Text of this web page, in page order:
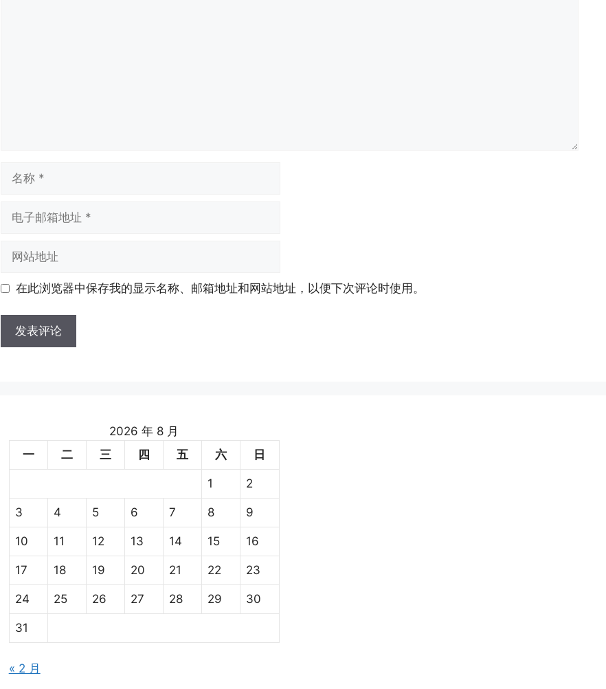
址
地 在此浏览器中保存我的显示名称、邮箱地址和网站地址，以便下次评论时使用。
2026 年 8 月
一
二 三 四 五 六 日
1 2
3 4 5 6 7 8 9
10 11 12 13 14 15 16
17 18 19 20 21 22 23
24 25 26 27 28 29 30
31
« 2 月